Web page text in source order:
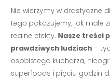
Nie wierzymy w drastyczne
tego pokazujemy, jak małe
realne efekty. Nasze treści
prawdziwych ludziach –
osobistego kucharza,
superfoods i pięciu godzin